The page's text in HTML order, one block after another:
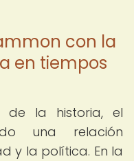
con la
en tiempos
de la historia, el
una relación
y la política. En la